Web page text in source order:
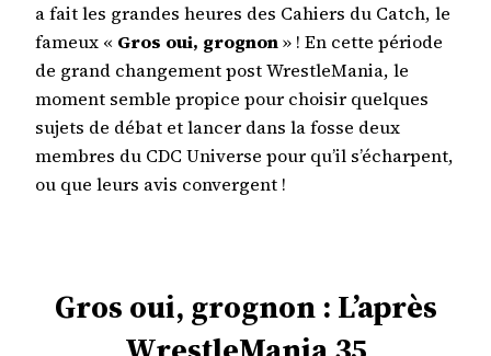
a fait les grandes heures des Cahiers du Catch, le
fameux « Gros oui, grognon» ! En cette période
de grand changement post WrestleMania, le
moment semble propice pour choisir quelques
sujets de débat et lancer dans la fosse deux
membres du CDC Universe pour qu’il s’écharpent,
ou que leurs avis convergent !
Gros oui, grognon : L’après